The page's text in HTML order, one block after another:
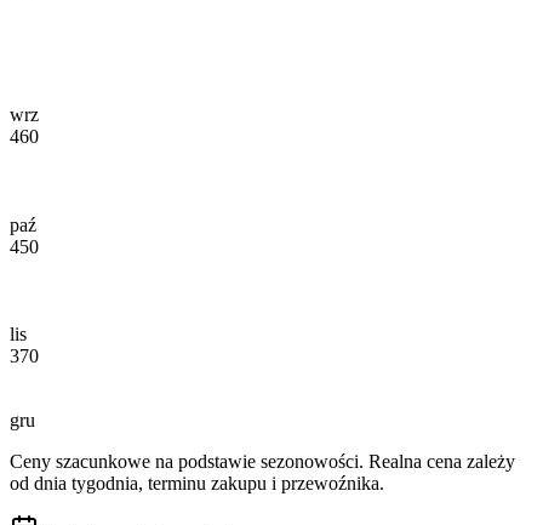
wrz
460
paź
450
lis
370
gru
Ceny szacunkowe na podstawie sezonowości. Realna cena zależy
od dnia tygodnia, terminu zakupu i przewoźnika.